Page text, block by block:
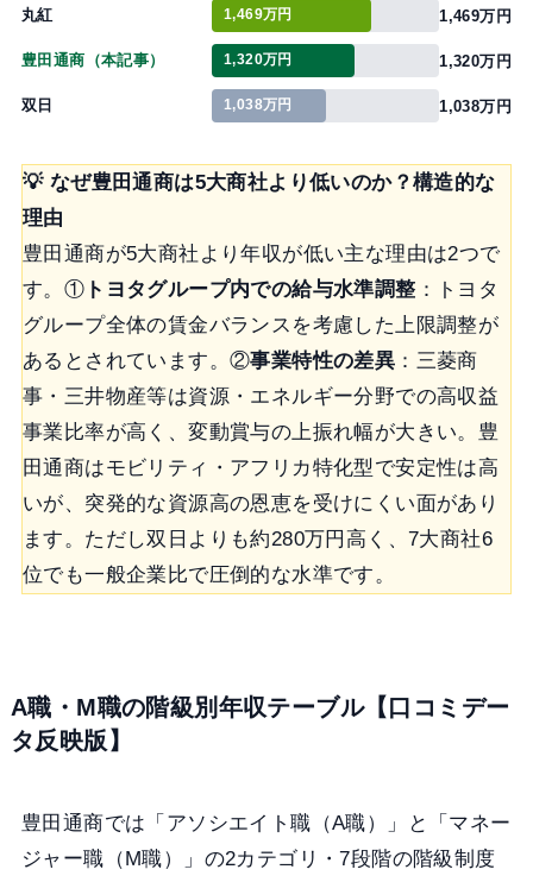
丸紅 1,469万円 1,469万円
豊田通商（本記事） 1,320万円 1,320万円
双日 1,038万円 1,038万円
💡 なぜ豊田通商は5大商社より低いのか？構造的な
理由
豊田通商が5大商社より年収が低い主な理由は2つで
す。① トヨタグループ内での給与水準調整 ：トヨタ
グループ全体の賃金バランスを考慮した上限調整が
あるとされています。②事業特性の差異 ：三菱商
事・三井物産等は資源・エネルギー分野での高収益
事業比率が高く、変動賞与の上振れ幅が大きい。豊
田通商はモビリティ・アフリカ特化型で安定性は高
いが、突発的な資源高の恩恵を受けにくい面があり
ます。ただし双日よりも約280万円高く、7大商社6
位でも一般企業比で圧倒的な水準です。
A職・M職の階級別年収テーブル【口コミデー
タ反映版】
豊田通商では「アソシエイト職（A職）」と「マネー
ジャー職（M職）」の2カテゴリ・7段階の階級制度